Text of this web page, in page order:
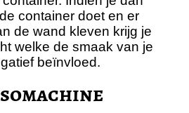
container doet en er
de wand kleven krijg je
welke de smaak van je
beïnvloed.